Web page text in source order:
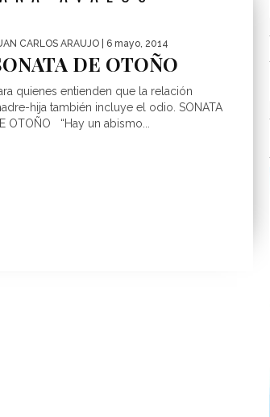
CARLOS ARAUJO | 6 mayo, 2014
DE OTOÑO
quienes entienden que la relación
hija también incluye el odio. SONATA
OTOÑO “Hay un abismo...